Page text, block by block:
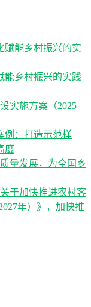
乡村振兴的实践
实施方案（2025—
例：打造示范样
度
量发展，为全国乡
于加快推进农村客
年）》，加快推